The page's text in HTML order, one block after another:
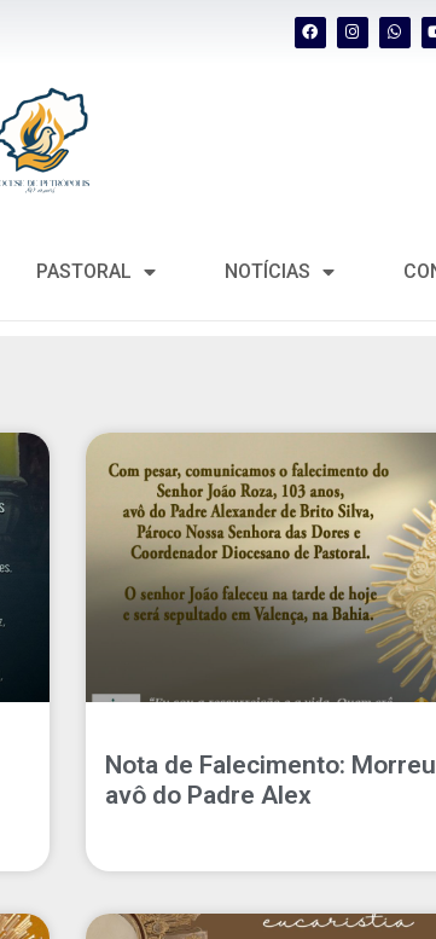
PASTORAL NOTÍCIAS
Nota de Falecimento:
avô do Padre Alex